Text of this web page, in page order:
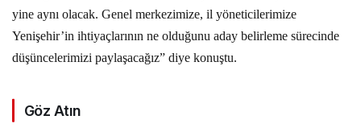
yine aynı olacak. Genel merkezimize, il yöneticilerimize
Yenişehir’in ihtiyaçlarının ne olduğunu aday belirleme sürecinde
düşüncelerimizi paylaşacağız” diye konuştu.
Göz Atın